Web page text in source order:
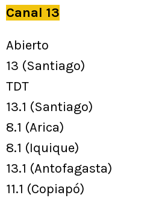
Canal 13
Abierto
13 (Santiago)
TDT
13.1 (Santiago)
8.1 (Arica)
8.1 (Iquique)
13.1 (Antofagasta)
11.1 (Copiapó)